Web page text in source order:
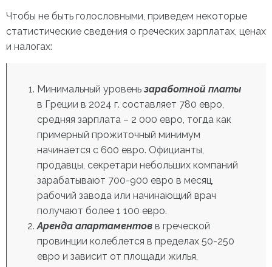
Чтобы не быть голословными, приведем некоторые
статистические сведения о греческих зарплатах, ценах
и налогах:
Минимальный уровень заработной платы
в Греции в 2024 г. составляет 780 евро,
средняя зарплата – 2 000 евро, тогда как
примерный прожиточный минимум
начинается с 600 евро. Официанты,
продавцы, секретари небольших компаний
зарабатывают 700-900 евро в месяц,
рабочий завода или начинающий врач
получают более 1 100 евро.
Аренда апартаментов в греческой
провинции колеблется в пределах 50-250
евро и зависит от площади жилья,